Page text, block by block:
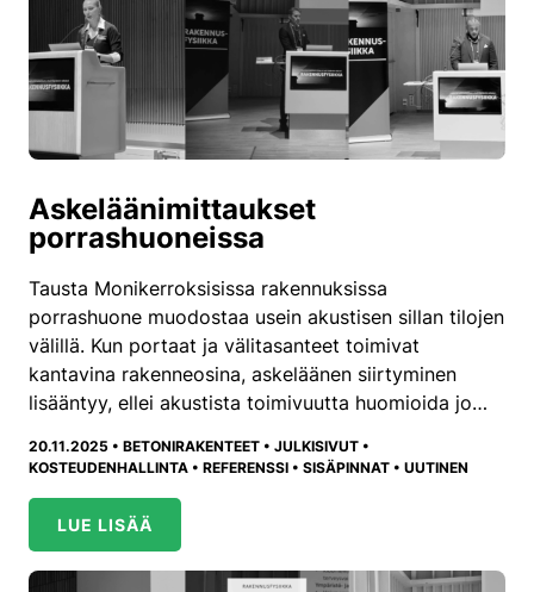
Askeläänimittaukset
porrashuoneissa
Tausta Monikerroksisissa rakennuksissa
porrashuone muodostaa usein akustisen sillan tilojen
välillä. Kun portaat ja välitasanteet toimivat
kantavina rakenneosina, askeläänen siirtyminen
lisääntyy, ellei akustista toimivuutta huomioida jo…
20.11.2025 • BETONIRAKENTEET • JULKISIVUT •
KOSTEUDENHALLINTA • REFERENSSI • SISÄPINNAT • UUTINEN
LUE LISÄÄ